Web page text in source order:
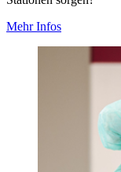
Mehr Infos